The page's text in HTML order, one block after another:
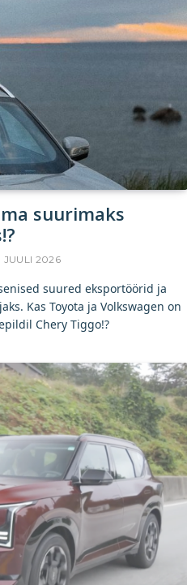
suurimaks
JUULI 2026
suured eksportöörid ja
Kas Toyota ja Volkswagen on
Chery Tiggo!?